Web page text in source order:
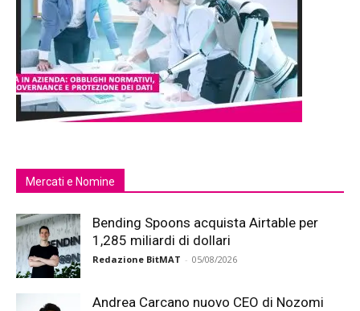
Mercati e Nomine
Bending Spoons acquista Airtable per
1,285 miliardi di dollari
Redazione BitMAT - 05/08/2026
Andrea Carcano nuovo CEO di Nozomi